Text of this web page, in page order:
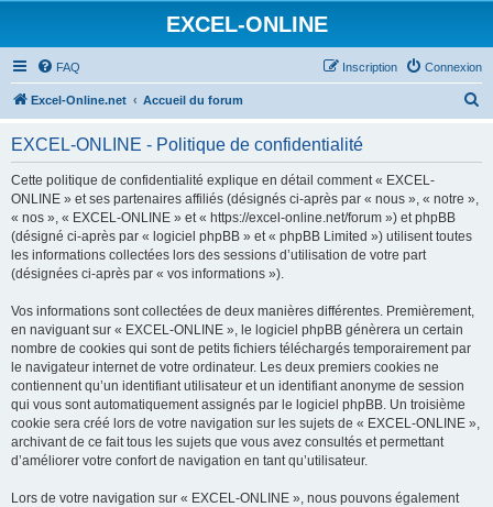
EXCEL-ONLINE
FAQ Connexion
Inscription
Excel-Online.net Accueil du forum
EXCEL-ONLINE - Politique de confidentialité
Cette politique de confidentialité explique en détail comment « EXCEL-
ONLINE » et ses partenaires affiliés (désignés ci-après par « nous », « notre »,
« nos », « EXCEL-ONLINE » et « https://excel-online.net/forum ») et phpBB
(désigné ci-après par « logiciel phpBB » et « phpBB Limited ») utilisent toutes
les informations collectées lors des sessions d’utilisation de votre part
(désignées ci-après par « vos informations »).
Vos informations sont collectées de deux manières différentes. Premièrement,
en naviguant sur « EXCEL-ONLINE », le logiciel phpBB génèrera un certain
nombre de cookies qui sont de petits fichiers téléchargés temporairement par
le navigateur internet de votre ordinateur. Les deux premiers cookies ne
contiennent qu’un identifiant utilisateur et un identifiant anonyme de session
qui vous sont automatiquement assignés par le logiciel phpBB. Un troisième
cookie sera créé lors de votre navigation sur les sujets de « EXCEL-ONLINE »,
archivant de ce fait tous les sujets que vous avez consultés et permettant
d’améliorer votre confort de navigation en tant qu’utilisateur.
Lors de votre navigation sur « EXCEL-ONLINE », nous pouvons également